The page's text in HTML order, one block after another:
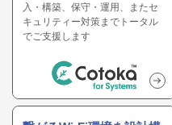
入・構築、保守・運用、またセ
キュリティー対策までトータル
でご支援します